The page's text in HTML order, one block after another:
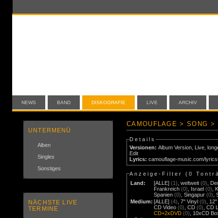
NEWS BAND DISKOGRAFIE LIVE ARCHIV
UNTERMENÜ
Alben
Singles
Sonstiges
NÄCHSTE LIVE
TERMINE
CAMOUFLAGE > SONG >
Details
Versionen: Album Version, Live,
Edit
Lyrics: camouflage-music.com/
Anzeige-Filter (0
Land:
[ALLE] (1) ,weltweit (0)
Frankreich (0) Israel (0)
Spanien (0) ,Singapur (0) ,
Medium: [ALLE] (4) ,7" Vinyl (0)
CD Video (0) ,CD (0) ,CD
CD+2xDVD (0)
10xCD